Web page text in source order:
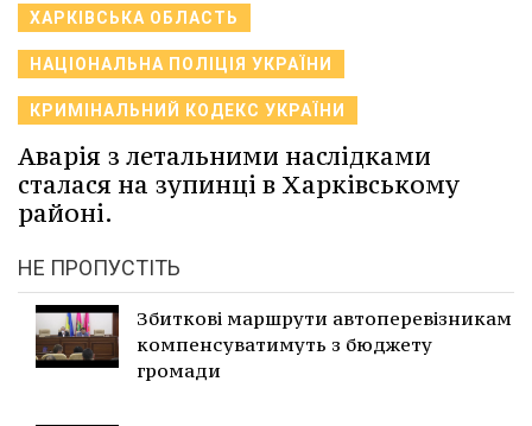
ХАРКІВСЬКА ОБЛАСТЬ
НАЦІОНАЛЬНА ПОЛІЦІЯ УКРАЇНИ
КРИМІНАЛЬНИЙ КОДЕКС УКРАЇНИ
Аварія з летальними наслідками
сталася на зупинці в Харківському
районі.
НЕ ПРОПУСТІТЬ
Збиткові маршрути автоперевізникам
компенсуватимуть з бюджету
громади